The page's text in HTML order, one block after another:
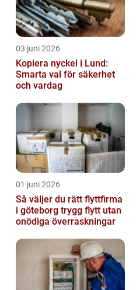
03 juni 2026
Kopiera nyckel i Lund:
Smarta val för säkerhet
och vardag
01 juni 2026
Så väljer du rätt flyttfirma
i göteborg trygg flytt utan
onödiga överraskningar